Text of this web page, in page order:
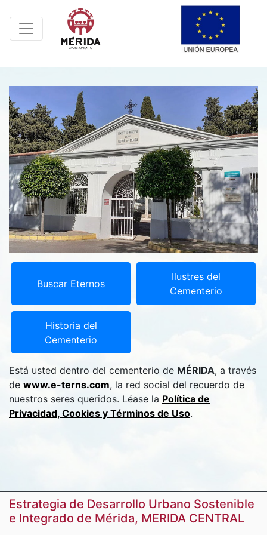
Buscar Eternos
Ilustres del
Cementerio
Historia del
Cementerio
Está usted dentro del cementerio de MÉRIDA, a través
de www.e-terns.com, la red social del recuerdo de
nuestros seres queridos. Léase la Política de
Privacidad, Cookies y Términos de Uso.
Estrategia de Desarrollo Urbano Sostenible
e Integrado de Mérida, MERIDA CENTRAL